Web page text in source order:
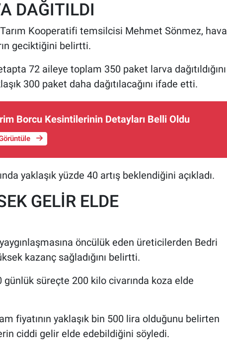
DAĞITILDI
Kooperatifi temsilcisi Mehmet Sönmez, hava
geciktiğini belirtti.
72 aileye toplam 350 paket larva dağıtıldığını
300 paket daha dağıtılacağını ifade etti.
Borcu Kesintilerinin Detayları Belli Oldu
yaklaşık yüzde 40 artış beklendiğini açıkladı.
GELİR ELDE
öncülük eden üreticilerden Bedri
kazanç sağladığını belirtti.
günlük süreçte 200 kilo civarında koza elde
fiyatının yaklaşık bin 500 lira olduğunu belirten
ciddi gelir elde edebildiğini söyledi.